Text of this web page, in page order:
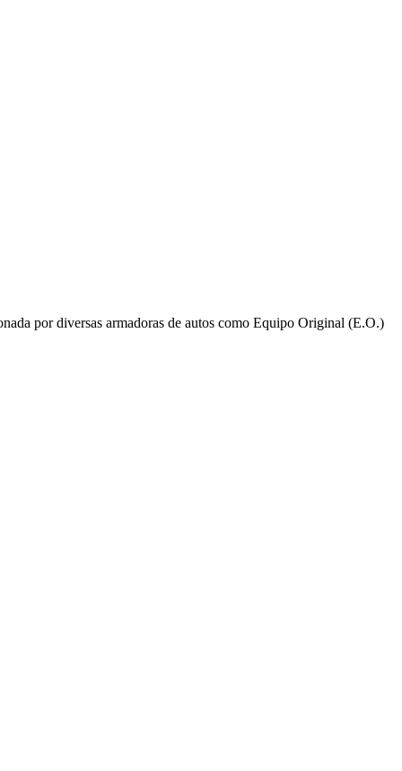
por diversas armadoras de autos como Equipo Original (E.O.)